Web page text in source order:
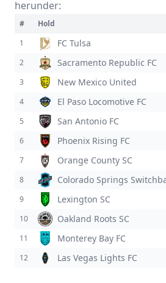
herunder:
# Hold
1
FC Tulsa
2
Sacramento Republic FC
3
New Mexico United
4
El Paso Locomotive FC
5
San Antonio FC
6
Phoenix Rising FC
7
Orange County SC
8
9
Lexington SC
10
Oakland Roots SC
11
Monterey Bay FC
12
Las Vegas Lights FC